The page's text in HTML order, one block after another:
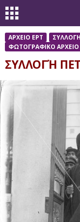
ΑΡΧΕΙΟ ΕΡΤ
ΦΩΤΟΓΡΑΦΙΚΟ ΑΡΧΕΙΟ
ΣΥΛΛΟΓΉ